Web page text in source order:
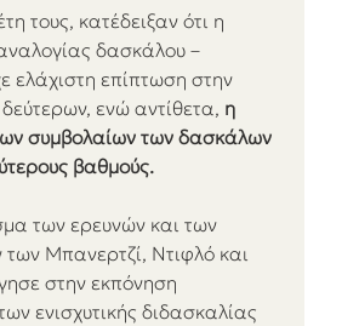
τους, κατέδειξαν ότι η
δασκάλου –
ελάχιστη επίπτωση στην
ενώ αντίθετα, η
συμβολαίων των δασκάλων
βαθμούς.
των ερευνών και των
Μπανερτζί, Ντιφλό και
στην εκπόνηση
ενισχυτικής διδασκαλίας